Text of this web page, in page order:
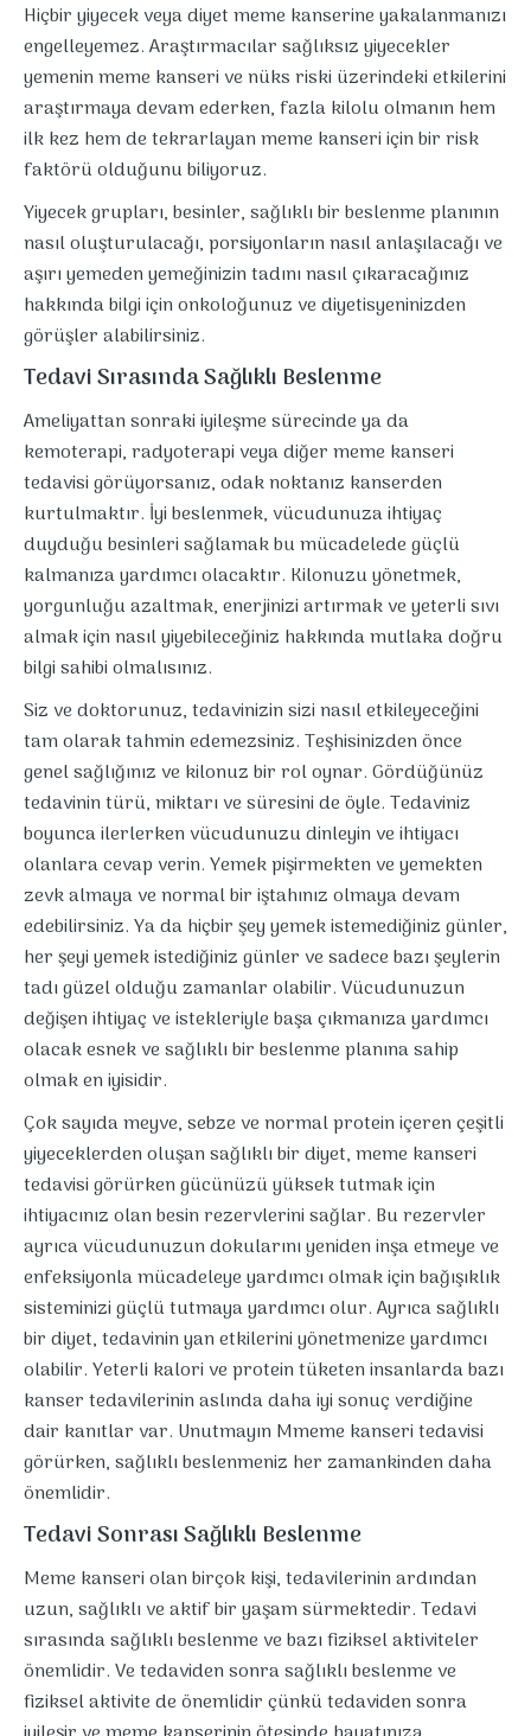
Hiçbir yiyecek veya diyet meme kanserine yakalanmanızı
engelleyemez. Araştırmacılar sağlıksız yiyecekler
yemenin meme kanseri ve nüks riski üzerindeki etkilerini
araştırmaya devam ederken, fazla kilolu olmanın hem
ilk kez hem de tekrarlayan meme kanseri için bir risk
faktörü olduğunu biliyoruz.
Yiyecek grupları, besinler, sağlıklı bir beslenme planının
nasıl oluşturulacağı, porsiyonların nasıl anlaşılacağı ve
aşırı yemeden yemeğinizin tadını nasıl çıkaracağınız
hakkında bilgi için onkoloğunuz ve diyetisyeninizden
görüşler alabilirsiniz.
Tedavi Sırasında Sağlıklı Beslenme
Ameliyattan sonraki iyileşme sürecinde ya da
kemoterapi, radyoterapi veya diğer meme kanseri
tedavisi görüyorsanız, odak noktanız kanserden
kurtulmaktır. İyi beslenmek, vücudunuza ihtiyaç
duyduğu besinleri sağlamak bu mücadelede güçlü
kalmanıza yardımcı olacaktır. Kilonuzu yönetmek,
yorgunluğu azaltmak, enerjinizi artırmak ve yeterli sıvı
almak için nasıl yiyebileceğiniz hakkında mutlaka doğru
bilgi sahibi olmalısınız.
Siz ve doktorunuz, tedavinizin sizi nasıl etkileyeceğini
tam olarak tahmin edemezsiniz. Teşhisinizden önce
genel sağlığınız ve kilonuz bir rol oynar. Gördüğünüz
tedavinin türü, miktarı ve süresini de öyle. Tedaviniz
boyunca ilerlerken vücudunuzu dinleyin ve ihtiyacı
olanlara cevap verin. Yemek pişirmekten ve yemekten
zevk almaya ve normal bir iştahınız olmaya devam
edebilirsiniz. Ya da hiçbir şey yemek istemediğiniz günler,
her şeyi yemek istediğiniz günler ve sadece bazı şeylerin
tadı güzel olduğu zamanlar olabilir. Vücudunuzun
değişen ihtiyaç ve istekleriyle başa çıkmanıza yardımcı
olacak esnek ve sağlıklı bir beslenme planına sahip
olmak en iyisidir.
Çok sayıda meyve, sebze ve normal protein içeren çeşitli
yiyeceklerden oluşan sağlıklı bir diyet, meme kanseri
tedavisi görürken gücünüzü yüksek tutmak için
ihtiyacınız olan besin rezervlerini sağlar. Bu rezervler
ayrıca vücudunuzun dokularını yeniden inşa etmeye ve
enfeksiyonla mücadeleye yardımcı olmak için bağışıklık
sisteminizi güçlü tutmaya yardımcı olur. Ayrıca sağlıklı
bir diyet, tedavinin yan etkilerini yönetmenize yardımcı
olabilir. Yeterli kalori ve protein tüketen insanlarda bazı
kanser tedavilerinin aslında daha iyi sonuç verdiğine
dair kanıtlar var. Unutmayın Mmeme kanseri tedavisi
görürken, sağlıklı beslenmeniz her zamankinden daha
önemlidir.
Tedavi Sonrası Sağlıklı Beslenme
Meme kanseri olan birçok kişi, tedavilerinin ardından
uzun, sağlıklı ve aktif bir yaşam sürmektedir. Tedavi
sırasında sağlıklı beslenme ve bazı fiziksel aktiviteler
önemlidir. Ve tedaviden sonra sağlıklı beslenme ve
fiziksel aktivite de önemlidir çünkü tedaviden sonra